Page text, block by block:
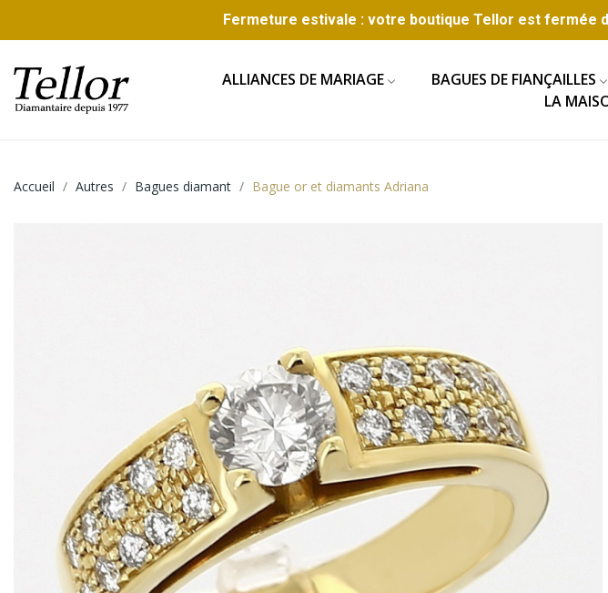
Fermeture estivale : votre boutique Tellor est fermée
ALLIANCES DE MARIAGE BAGUES DE FIANÇAILLES
LA
Accueil Autres Bagues diamant Bague or et diamants Adriana